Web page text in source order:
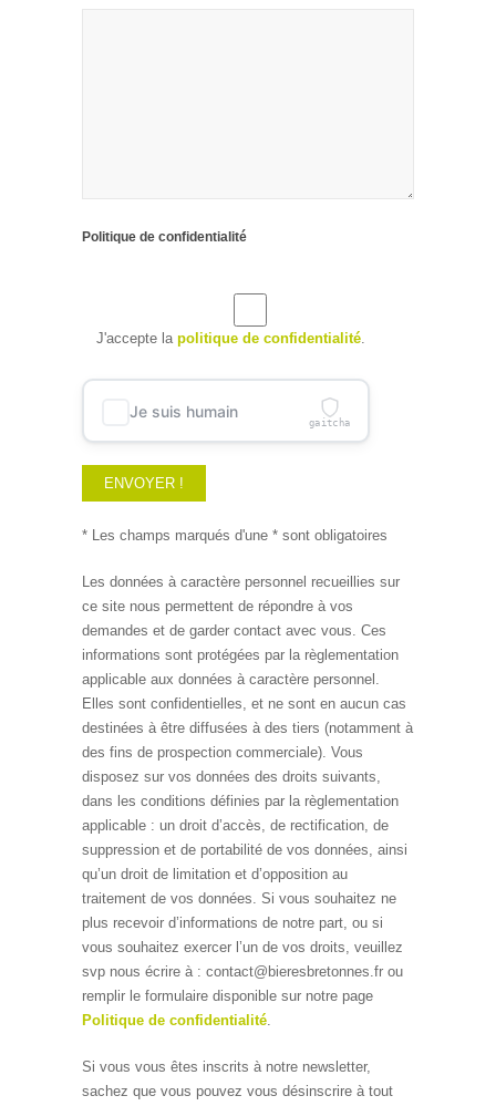
Politique de confidentialité
J'accepte la politique de confidentialité.
Je suis humain
gaitcha
* Les champs marqués d'une * sont obligatoires
Alternative:
Les données à caractère personnel recueillies sur
ce site nous permettent de répondre à vos
demandes et de garder contact avec vous. Ces
informations sont protégées par la règlementation
applicable aux données à caractère personnel.
Elles sont confidentielles, et ne sont en aucun cas
destinées à être diffusées à des tiers (notamment à
des fins de prospection commerciale). Vous
disposez sur vos données des droits suivants,
dans les conditions définies par la règlementation
applicable : un droit d’accès, de rectification, de
suppression et de portabilité de vos données, ainsi
qu’un droit de limitation et d’opposition au
traitement de vos données. Si vous souhaitez ne
plus recevoir d’informations de notre part, ou si
vous souhaitez exercer l’un de vos droits, veuillez
svp nous écrire à : contact@bieresbretonnes.fr ou
remplir le formulaire disponible sur notre page
Politique de confidentialité.
Si vous vous êtes inscrits à notre newsletter,
sachez que vous pouvez vous désinscrire à tout